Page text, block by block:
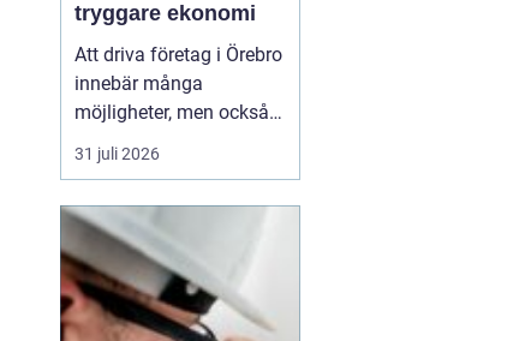
tryggare ekonomi
Att driva företag i Örebro
innebär många
möjligheter, men också
ett tydligt ansvar:
ekonomin måste vara i
örebro handlar inte
om att följa lagen, utan
om att skapa k...
31 juli 2026